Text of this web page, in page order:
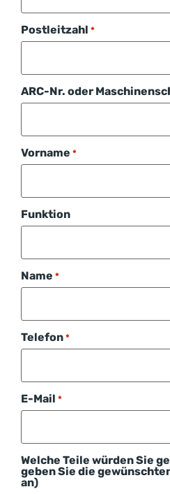
Postleitzahl *
ARC-Nr. oder
Vorname *
Funktion
Name *
Telefon *
E-Mail *
Welche Teile würden Sie
geben Sie die
an)